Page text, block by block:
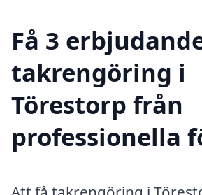
Få 3
takrengöring i
Törestorp från
professionella